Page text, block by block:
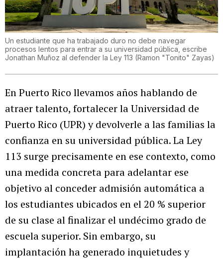
Un estudiante que ha trabajado duro no debe navegar
procesos lentos para entrar a su universidad pública, escribe
Jonathan Muñoz al defender la Ley 113 (Ramon "Tonito" Zayas)
En Puerto Rico llevamos años hablando de
atraer talento, fortalecer la Universidad de
Puerto Rico (UPR) y devolverle a las familias la
confianza en su universidad pública. La Ley
113 surge precisamente en ese contexto, como
una medida concreta para adelantar ese
objetivo al conceder admisión automática a
los estudiantes ubicados en el 20 % superior
de su clase al finalizar el undécimo grado de
escuela superior. Sin embargo, su
implantación ha generado inquietudes y